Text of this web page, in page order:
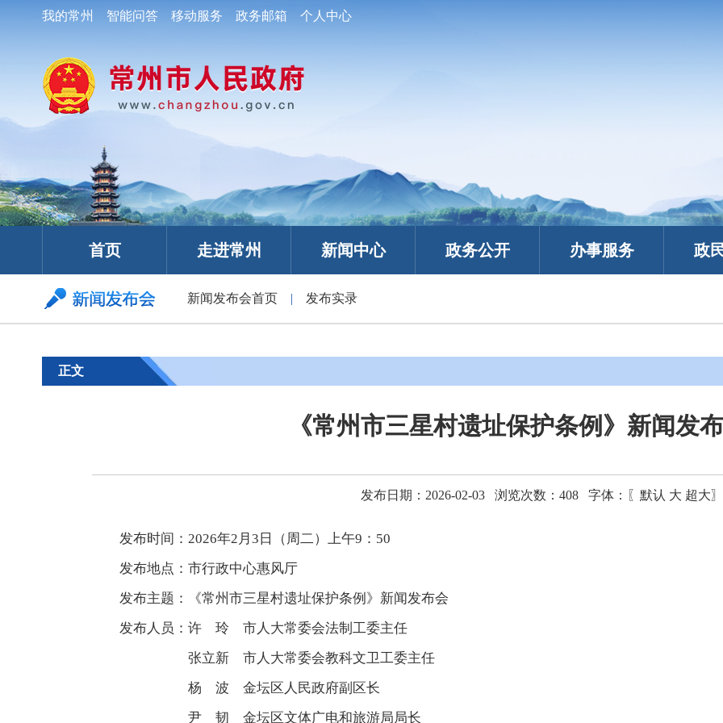
我的常州 智能问答 移动服务 政务邮箱 个人中心
首页 走进常州 新闻中心 政务公开 办事服务 政
新闻发布会首页 | 发布实录
正文
《常州市三星村遗址保护条例》新闻发
发布日期：2026-02-03 浏览次数： 408 字体：〖 默认 大 超大〗
发布时间：2026年2月3日（周二）上午9：50
发布地点：市行政中心惠风厅
发布主题：《常州市三星村遗址保护条例》新闻发布会
发布人员：许 玲
市人大常委会法制工委主任
张立新
市人大常委会教科文卫工委主任
杨 波
金坛区人民政府副区长
尹 韧
金坛区文体广电和旅游局局长